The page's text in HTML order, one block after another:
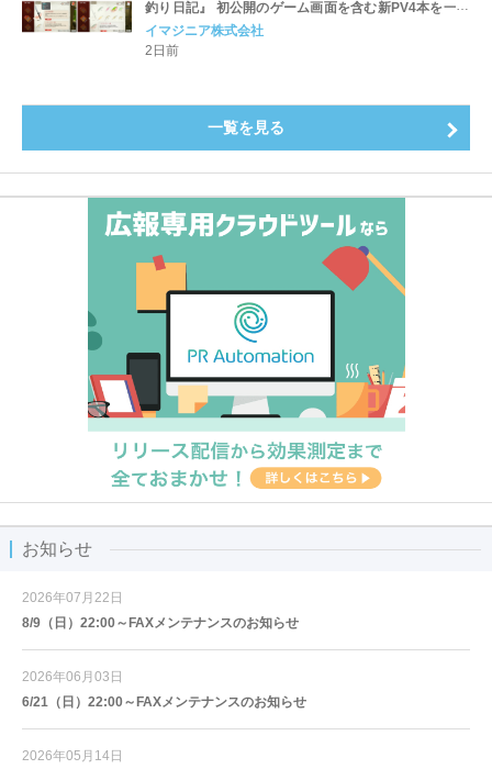
釣り日記』 初公開のゲーム画面を含む新PV4本を一挙
公開！
イマジニア株式会社
2日前
一覧を見る
お知らせ
2026年07月22日
8/9（日）22:00～FAXメンテナンスのお知らせ
2026年06月03日
6/21（日）22:00～FAXメンテナンスのお知らせ
2026年05月14日